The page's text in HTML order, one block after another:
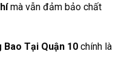
mà vẫn đảm bảo chất
Tại Quận 10 chính là